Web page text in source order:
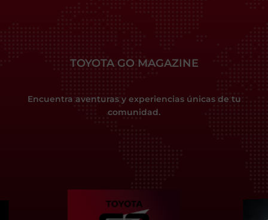
TOYOTA GO MAGAZINE
Encuentra aventuras y experiencias únicas de tu
comunidad.